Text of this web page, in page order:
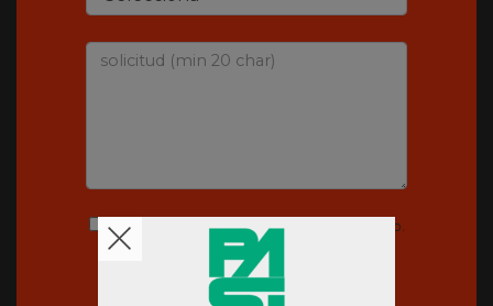
solicitud (min 20 char)
No compartiremos su correo electrónico.
Lee el nuestro
privacy policy